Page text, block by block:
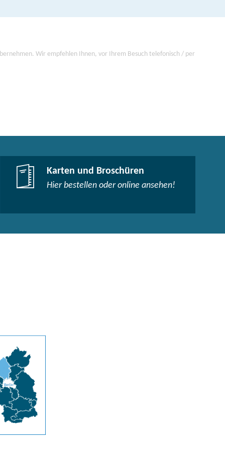
Wir empfehlen Ihnen, vor Ihrem Besuch telefonisch / per
Karten und Broschüren
Hier bestellen oder online ansehen!